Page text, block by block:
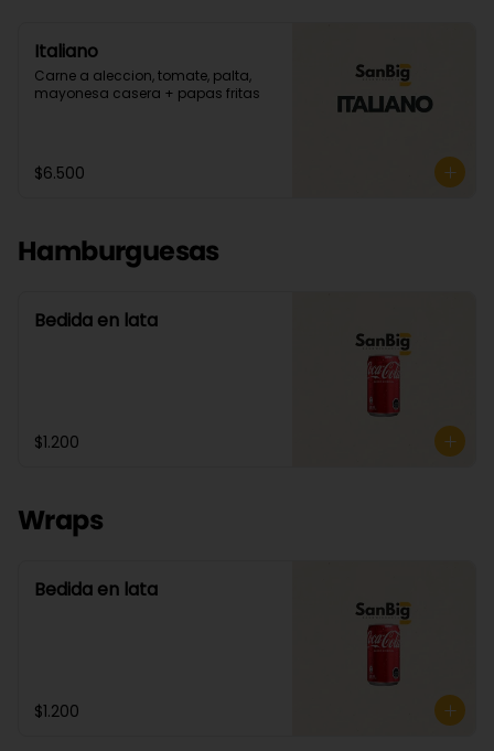
Italiano
Carne a aleccion, tomate, palta,
mayonesa casera + papas fritas
$6.500
Hamburguesas
Bedida en lata
$1.200
Wraps
Bedida en lata
$1.200